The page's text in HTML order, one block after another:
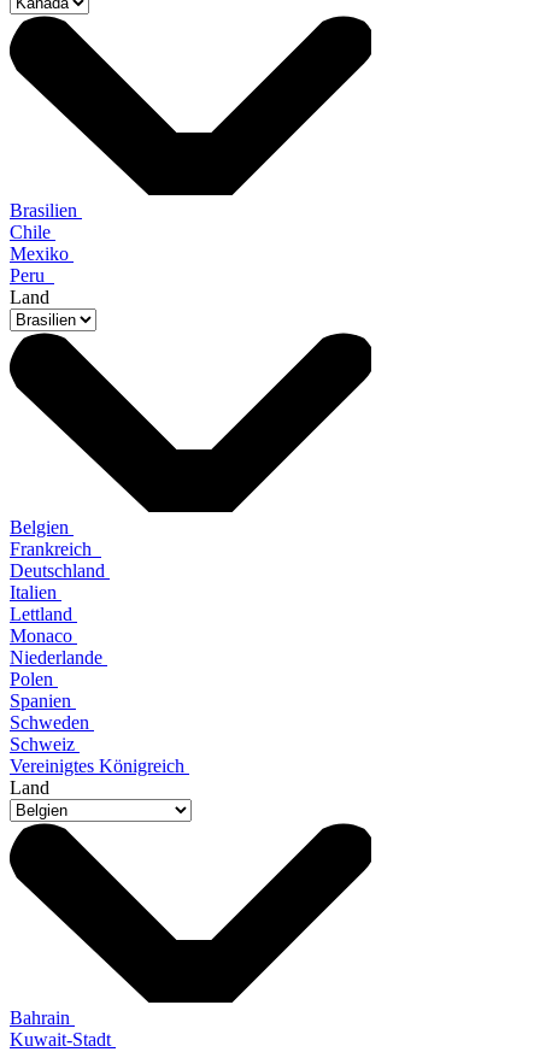
Brasilien
Chile
Mexiko
Peru
Land
Belgien
Frankreich
Deutschland
Italien
Lettland
Monaco
Niederlande
Polen
Spanien
Schweden
Schweiz
Vereinigtes Königreich
Land
Bahrain
Kuwait-Stadt